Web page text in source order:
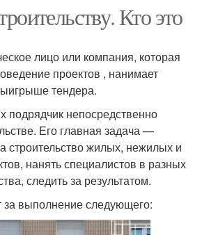
Кто это
лицо или компания, которая
проектов , нанимает
тендера.
подрядчик непосредственно
Его главная задача —
строительство жилых, нежилых и
нанять специалистов в разных
следить за результатом.
за выполнение следующего: